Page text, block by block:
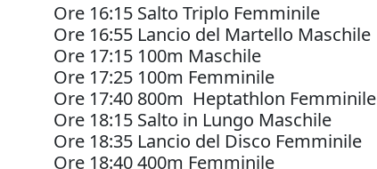
Ore 16:15 Salto Triplo Femminile
Ore 16:55 Lancio del Martello Maschile
Ore 17:15 100m Maschile
Ore 17:25 100m Femminile
Ore 17:40 800m Heptathlon Femminile
Ore 18:15 Salto in Lungo Maschile
Ore 18:35 Lancio del Disco Femminile
Ore 18:40 400m Femminile